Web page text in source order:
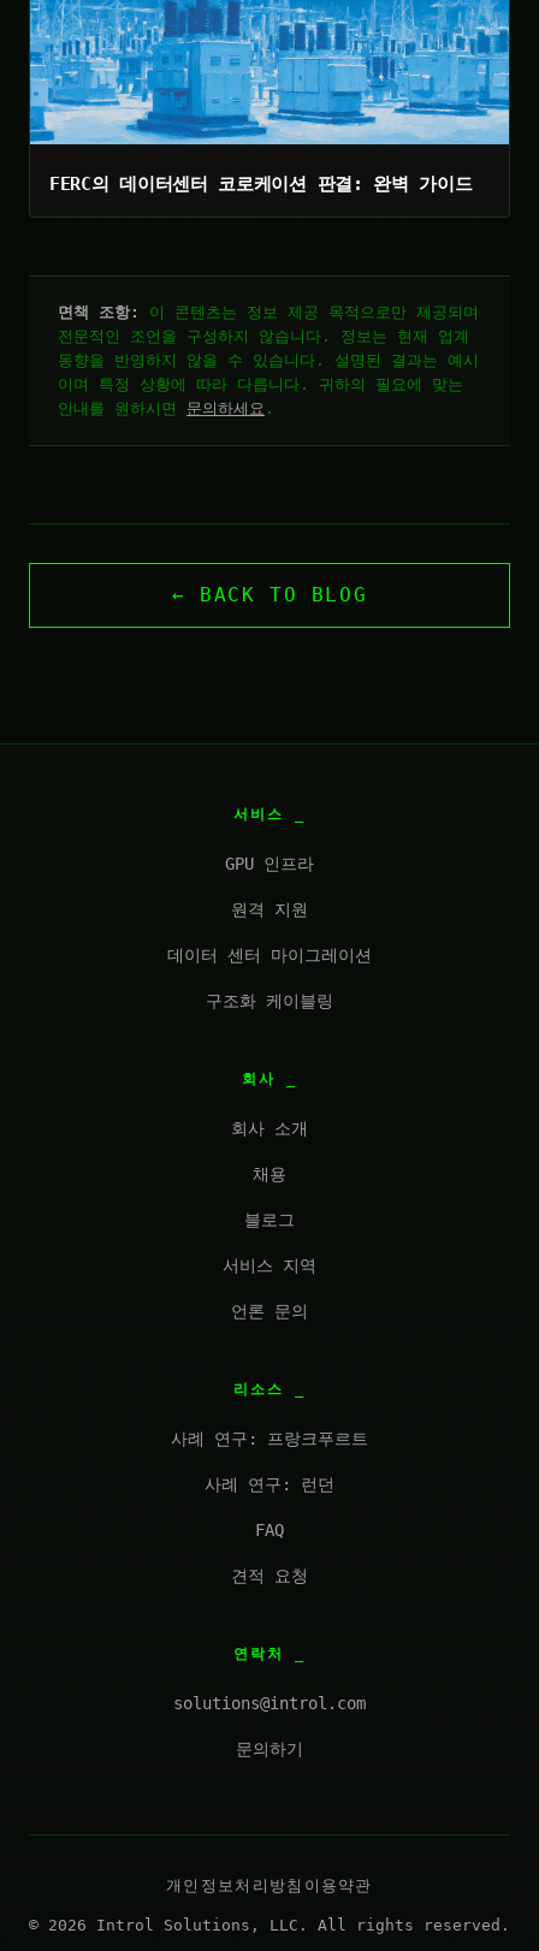
FERC의 데이터센터 코로케이션 판결: 완벽 가이드
면책 조항:
이 콘텐츠는 정보 제공 목적으로만 제공되며
전문적인 조언을 구성하지 않습니다. 정보는 현재 업계
동향을 반영하지 않을 수 있습니다. 설명된 결과는 예시
이며 특정 상황에 따라 다릅니다. 귀하의 필요에 맞는
안내를 원하시면 문의하세요 .
← BACK TO BLOG
서비스
GPU 인프라
원격 지원
데이터 센터 마이그레이션
구조화 케이블링
회사
회사 소개
채용
블로그
서비스 지역
언론 문의
리소스
사례 연구: 프랑크푸르트
사례 연구: 런던
FAQ
견적 요청
연락처
solutions@introl.com
문의하기
개인정보처리방침 이용약관
© 2026 Introl Solutions, LLC. All rights reserved.